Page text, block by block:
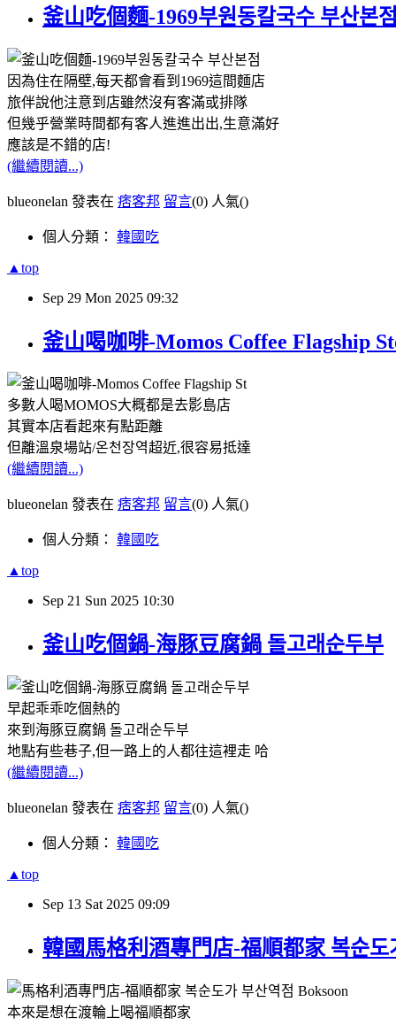
釜山吃個麵-1969부원동칼국수 부산본점
因為住在隔壁,每天都會看到1969這間麵店
旅伴說他注意到店雖然沒有客滿或排隊
但幾乎營業時間都有客人進進出出,生意滿好
應該是不錯的店!
(繼續閱讀...)
blueonelan 發表在 痞客邦 留言(0) 人氣()
個人分類： 韓國吃
▲top
Sep 29 Mon 2025 09:32
釜山喝咖啡-Momos Coffee Flagship
多數人喝MOMOS大概都是去影島店
其實本店看起來有點距離
但離溫泉場站/온천장역超近,很容易抵達
(繼續閱讀...)
blueonelan 發表在 痞客邦 留言(0) 人氣()
個人分類： 韓國吃
▲top
Sep 21 Sun 2025 10:30
釜山吃個鍋-海豚豆腐鍋 돌고래순두부
早起乖乖吃個熱的
來到海豚豆腐鍋 돌고래순두부
地點有些巷子,但一路上的人都往這裡走 哈
(繼續閱讀...)
blueonelan 發表在 痞客邦 留言(0) 人氣()
個人分類： 韓國吃
▲top
Sep 13 Sat 2025 09:09
韓國馬格利酒專門店-福順都家 복순도
本來是想在渡輪上喝福順都家